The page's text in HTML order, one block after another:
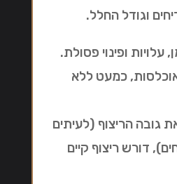
וגודל החלל.
עלויות ופינוי פסולת.
כמעט ללא
גובה הריצוף (לעיתים
דורש ריצוף קיים